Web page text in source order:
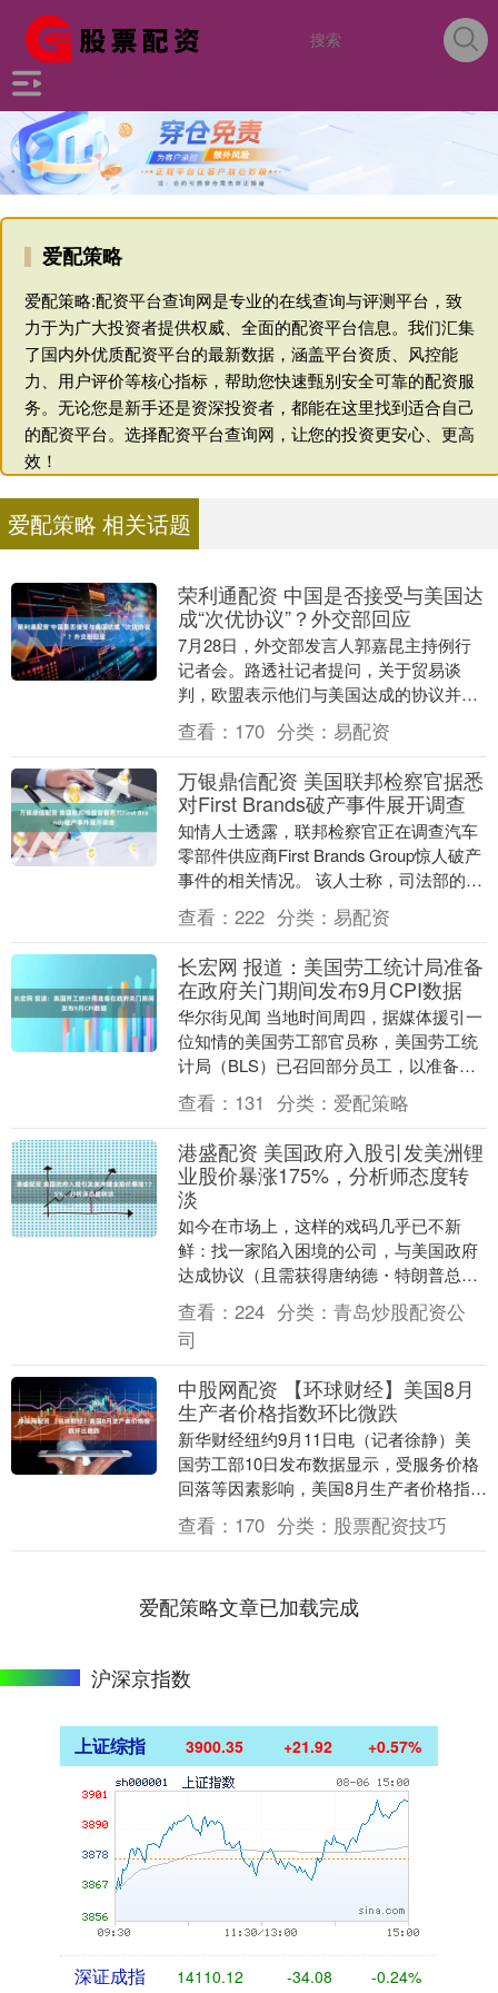
爱配策略
爱配策略:配资平台查询网是专业的在线查询与评测平台，致
力于为广大投资者提供权威、全面的配资平台信息。我们汇集
了国内外优质配资平台的最新数据，涵盖平台资质、风控能
力、用户评价等核心指标，帮助您快速甄别安全可靠的配资服
务。无论您是新手还是资深投资者，都能在这里找到适合自己
的配资平台。选择配资平台查询网，让您的投资更安心、更高
效！
爱配策略 相关话题
荣利通配资 中国是否接受与美国达
成“次优协议”？外交部回应
7月28日，外交部发言人郭嘉昆主持例行
记者会。路透社记者提问，关于贸易谈
判，欧盟表示他们与美国达成的协议并不
理想，但却是他们能达成的最好的协议。
那么，如果桌面上....
查看： 170 分类： 易配资
万银鼎信配资 美国联邦检察官据悉
对First Brands破产事件展开调查
知情人士透露，联邦检察官正在调查汽车
零部件供应商First Brands Group惊人破产
事件的相关情况。 该人士称，司法部的调
查仍处于初步阶段。此次司法部调....
查看： 222 分类： 易配资
长宏网 报道：美国劳工统计局准备
在政府关门期间发布9月CPI数据
华尔街见闻 当地时间周四，据媒体援引一
位知情的美国劳工部官员称，美国劳工统
计局（BLS）已召回部分员工，以准备发
布一份关键的通胀报告——9月份的消费者
价格指数（....
查看： 131 分类： 爱配策略
港盛配资 美国政府入股引发美洲锂
业股价暴涨175%，分析师态度转
淡
如今在市场上，这样的戏码几乎已不新
鲜：找一家陷入困境的公司，与美国政府
达成协议（且需获得唐纳德・特朗普总统
的批准），随后便可坐看其股价飙升。 然
而，在加拿大矿业....
查看： 224 分类： 青岛炒股配资公
司
中股网配资 【环球财经】美国8月
生产者价格指数环比微跌
新华财经纽约9月11日电（记者徐静）美
国劳工部10日发布数据显示，受服务价格
回落等因素影响，美国8月生产者价格指数
（PPI）与7月相比微幅下跌。 数据显示，
8月....
查看： 170 分类： 股票配资技巧
爱配策略文章已加载完成
沪深京指数
上证综指 3900.35 +21.92 +0.57%
深证成指 14110.12 -34.08 -0.24%